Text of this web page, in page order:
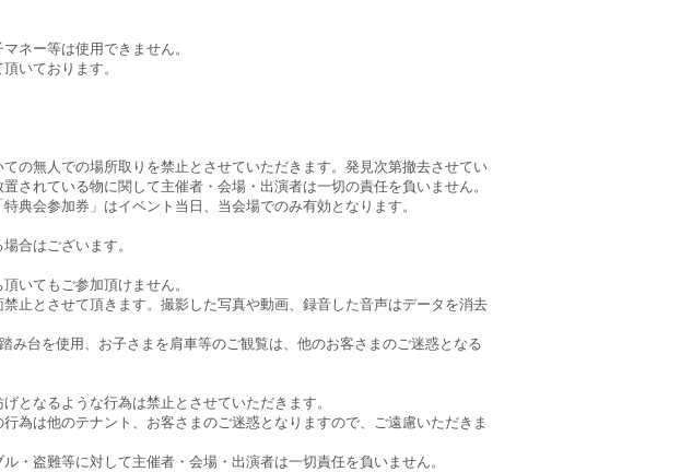
ネー等は使用できません。
いております。
の無人での場所取りを禁止とさせていただきます。発見次第撤去させてい
されている物に関して主催者・会場・出演者は一切の責任を負いません。
会参加券」はイベント当日、当会場でのみ有効となります。
合はございます。
いてもご参加頂けません。
止とさせて頂きます。撮影した写真や動画、録音した音声はデータを消去
台を使用、お子さまを肩車等のご観覧は、他のお客さまのご迷惑となる
となるような行為は禁止とさせていただきます。
為は他のテナント、お客さまのご迷惑となりますので、ご遠慮いただきま
盗難等に対して主催者・会場・出演者は一切責任を負いません。